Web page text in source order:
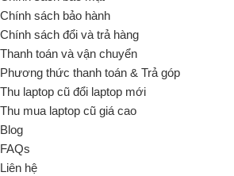
Chính sách bảo hành
Chính sách đổi và trả hàng
Thanh toán và vận chuyển
Phương thức thanh toán & Trả góp
Thu laptop cũ đổi laptop mới
Thu mua laptop cũ giá cao
Blog
FAQs
Liên hệ